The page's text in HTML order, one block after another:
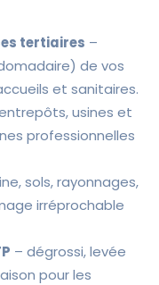
tertiaires –
de vos
et sanitaires.
usines et
professionnelles
sols, rayonnages,
irréprochable
– dégrossi, levée
pour les